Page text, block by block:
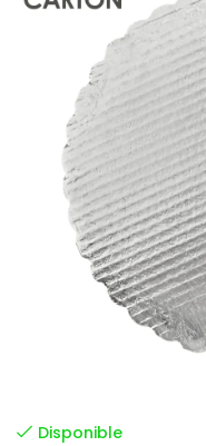
Disponible